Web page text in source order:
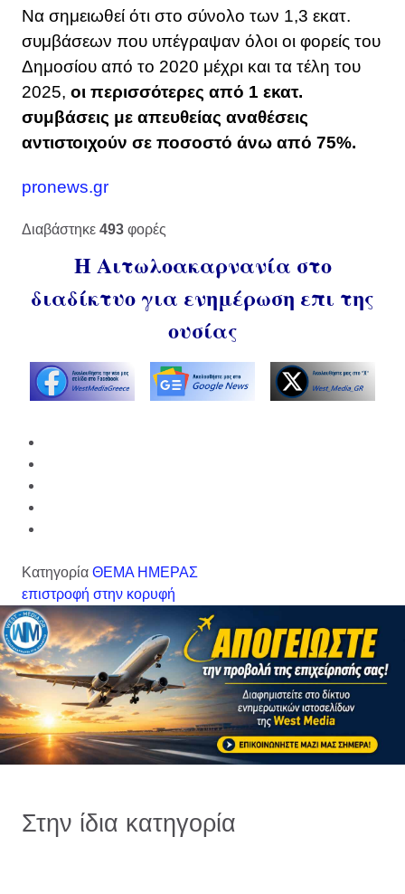
Να σημειωθεί ότι στο σύνολο των 1,3 εκατ.
συμβάσεων που υπέγραψαν όλοι οι φορείς του
Δημοσίου από το 2020 μέχρι και τα τέλη του
2025, οι περισσότερες από 1 εκατ.
συμβάσεις με απευθείας αναθέσεις
αντιστοιχούν σε ποσοστό άνω από 75%.
pronews.gr
Διαβάστηκε 493 φορές
Η Αιτωλοακαρνανία στο
διαδίκτυο για ενημέρωση επι της
ουσίας
Κατηγορία ΘΕΜΑ ΗΜΕΡΑΣ
επιστροφή στην κορυφή
Στην ίδια κατηγορία